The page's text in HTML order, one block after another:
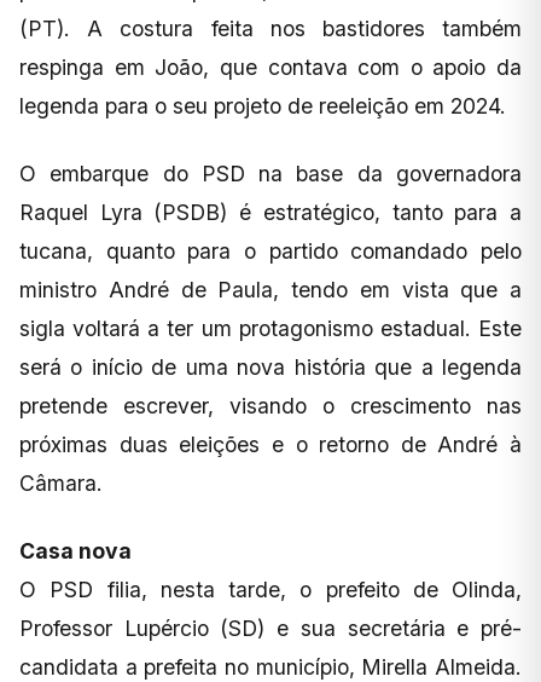
(PT). A costura feita nos bastidores também
respinga em João, que contava com o apoio da
legenda para o seu projeto de reeleição em 2024.
O embarque do PSD na base da governadora
Raquel Lyra (PSDB) é estratégico, tanto para a
tucana, quanto para o partido comandado pelo
ministro André de Paula, tendo em vista que a
sigla voltará a ter um protagonismo estadual. Este
será o início de uma nova história que a legenda
pretende escrever, visando o crescimento nas
próximas duas eleições e o retorno de André à
Câmara.
Casa nova
O PSD filia, nesta tarde, o prefeito de Olinda,
Professor Lupércio (SD) e sua secretária e pré-
candidata a prefeita no município, Mirella Almeida.